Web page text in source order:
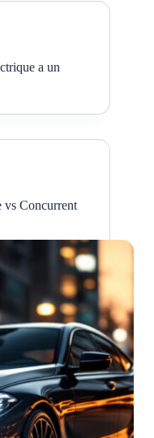
a un
vs Concurrent